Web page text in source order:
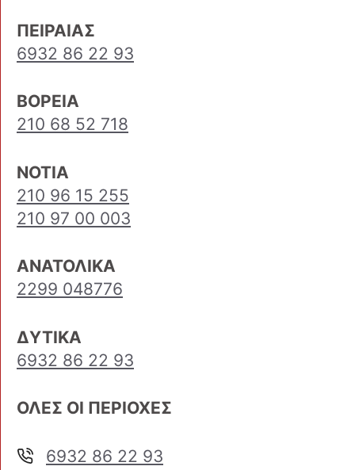
ΠΕΙΡΑΙΑΣ
6932 86 22 93
ΒΟΡΕΙΑ
210 68 52 718
ΝΟΤΙΑ
210 96 15 255
210 97 00 003
ΑΝΑΤΟΛΙΚΑ
2299 048776
ΔΥΤΙΚΑ
6932 86 22 93
ΟΛΕΣ ΟΙ ΠΕΡΙΟΧΕΣ
6932 86 22 93